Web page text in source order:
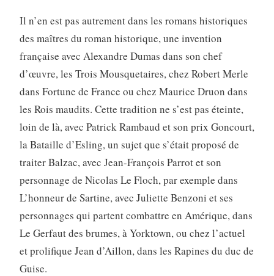
Il n’en est pas autrement dans les romans historiques
des maîtres du roman historique, une invention
française avec Alexandre Dumas dans son chef
d’œuvre, les Trois Mousquetaires, chez Robert Merle
dans Fortune de France ou chez Maurice Druon dans
les Rois maudits. Cette tradition ne s’est pas éteinte,
loin de là, avec Patrick Rambaud et son prix Goncourt,
la Bataille d’Esling, un sujet que s’était proposé de
traiter Balzac, avec Jean-François Parrot et son
personnage de Nicolas Le Floch, par exemple dans
L’honneur de Sartine, avec Juliette Benzoni et ses
personnages qui partent combattre en Amérique, dans
Le Gerfaut des brumes, à Yorktown, ou chez l’actuel
et prolifique Jean d’Aillon, dans les Rapines du duc de
Guise.